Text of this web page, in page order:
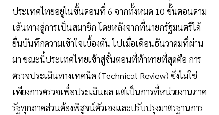
ประเทศไทยอยู่ในขั้นตอนที่ 6 จากทั้งหมด 10 ขั้นตอนตาม
เส้นทางสู่การเป็นสมาชิก โดยหลังจากที่นายกรัฐมนตรีได้
ยื่นบันทึกความเข้าใจเบื้องต้น ไปเมื่อเดือนธันวาคมที่ผ่าน
มา ขณะนี้ประเทศไทยเข้าสู่ขั้นตอนที่ท้าทายที่สุดคือ การ
ตรวจประเมินทางเทคนิค (Technical Review) ซึ่งไม่ใช่
เพียงการตรวจเพื่อประเมินผล แต่เป็นการที่หน่วยงานภาค
รัฐทุกภาคส่วนต้องพิสูจน์ตัวเองและปรับปรุงมาตรฐานการ